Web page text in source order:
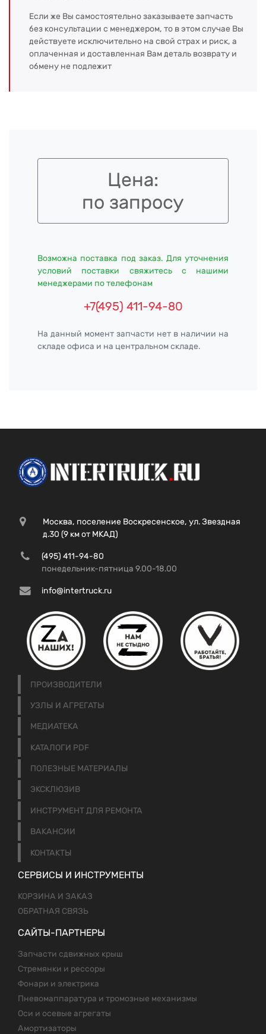
Если же Вы самостоятельно заказываете запчасть
без консультации с менеджером, то в этом случае Вы
действуете исключительно на свой страх и риск, а
оплаченная и доставленная Вам деталь возврату и
обмену не подлежит
Цена:
по запросу
Возможна поставка под заказ. Для уточнения
условий поставки свяжитесь с нашими
менеджерами по телефонам
+7(495) 411-94-80
На данный момент запчасти нет в наличии на
складе офиса и на центральном складе.
Москва, поселение Воскресенское, ул. Звездная
д.30 (9 км от МКАД)
(495) 411-94-80
понедельник-пятница 9.00-18.00
info@intertruck.ru
ПРОИЗВОДИТЕЛИ
УЗЛЫ И АГРЕГАТЫ
МЕДИАТЕКА
КАТАЛОГИ PDF
ПОЛЕЗНЫЕ МАТЕРИАЛЫ
ЭКСКЛЮЗИВ
ИНСТРУМЕНТ ДЛЯ РЕМОНТА
ВАКАНСИИ
КОНТАКТЫ
СЕРВИСЫ И ИНСТРУМЕНТЫ
КОРЗИНА И ЗАКАЗ
ОБРАТНАЯ СВЯЗЬ
САЙТЫ-ПАРТНЕРЫ
Запчасти сдвижных крыш
Стремянки и рессоры
Фонари и электрика
Пневомаппаратура и тромозные механизмы
Оси и осевые агрегаты
Амортизаторы